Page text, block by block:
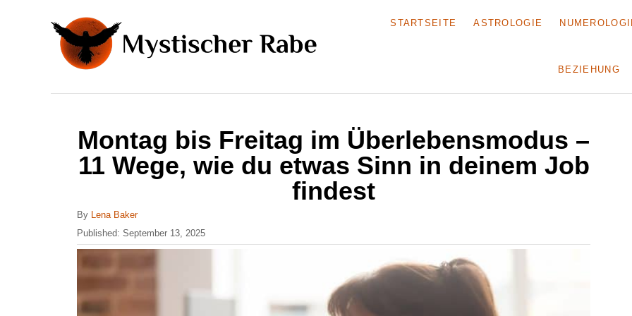
STARTSEITE ASTROLOGIE
BEZIEHUNG
Montag bis Freitag im Überlebensmodus –
11 Wege, wie du etwas Sinn in deinem Job
findest
By A
u
t
Lena Baker
P
o
t
e
d
Published: September 13, 2025